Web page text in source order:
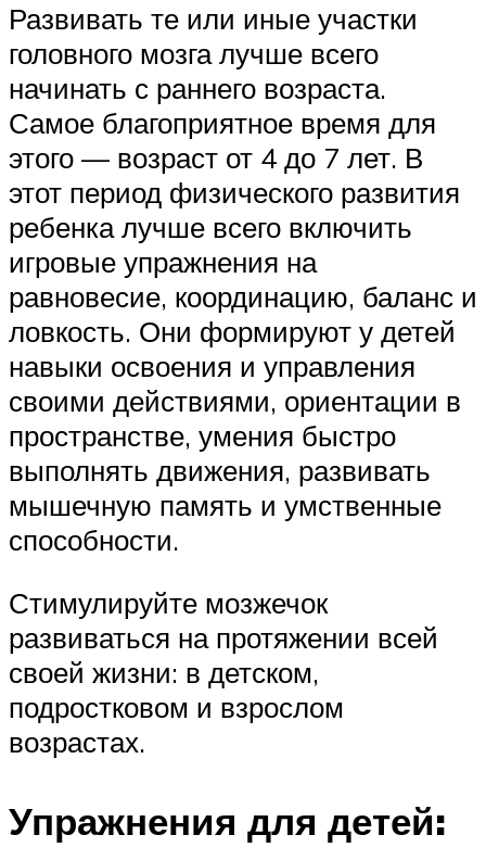
Развивать те или иные участки
головного мозга лучше всего
начинать с раннего возраста.
Самое благоприятное время для
этого — возраст от 4 до 7 лет. В
этот период физического развития
ребенка лучше всего включить
игровые упражнения на
равновесие, координацию, баланс и
ловкость. Они формируют у детей
навыки освоения и управления
своими действиями, ориентации в
пространстве, умения быстро
выполнять движения, развивать
мышечную память и умственные
способности.
Стимулируйте мозжечок
развиваться на протяжении всей
своей жизни: в детском,
подростковом и взрослом
возрастах.
Упражнения для детей: